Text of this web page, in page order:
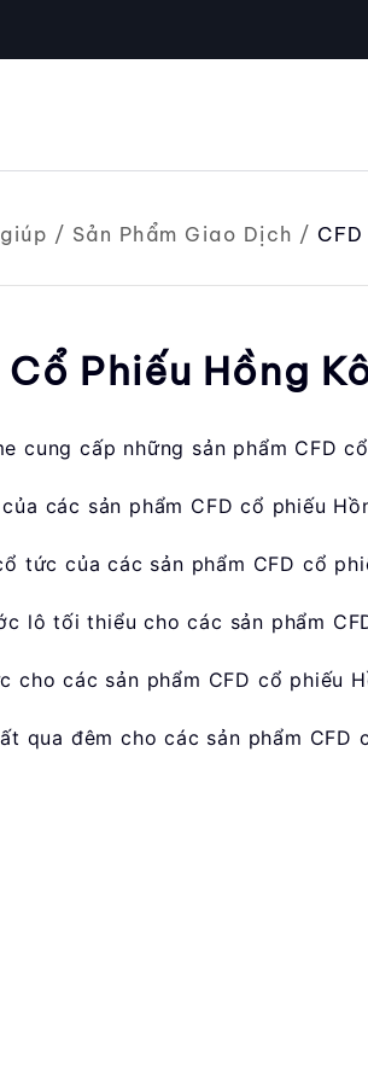
/ Sản Phẩm Giao Dịch /
Cổ Phiếu Hồng
cung cấp những sản phẩm CFD
các sản phẩm CFD cổ phiếu
tức của các sản phẩm CFD cổ
lô tối thiểu cho các sản phẩm
cho các sản phẩm CFD cổ phiếu
qua đêm cho các sản phẩm CFD